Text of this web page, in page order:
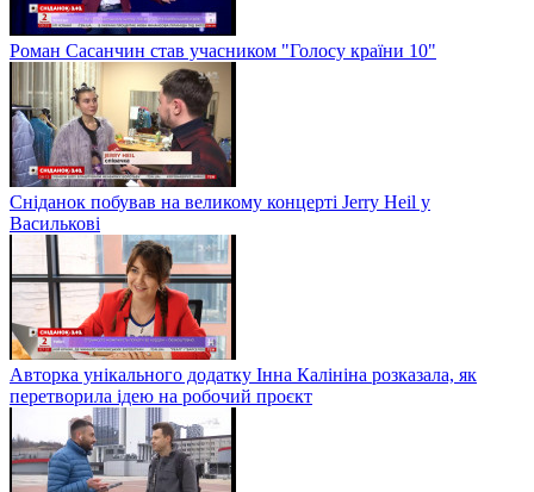
Роман Сасанчин став учасником "Голосу країни 10"
Сніданок побував на великому концерті Jerry Heil у
Василькові
Авторка унікального додатку Інна Калініна розказала, як
перетворила ідею на робочий проєкт